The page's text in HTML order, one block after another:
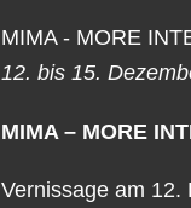
MIMA - MORE
12. bis 15.
MIMA – MORE
Vernissage am 12.